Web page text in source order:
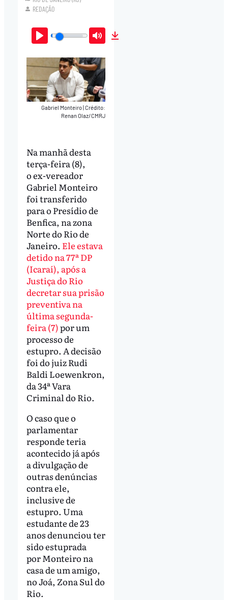
REDAÇÃO
Play Mute
Gabriel Monteiro Crédito:
Renan Olaz/CMRJ
Na manhã desta
terça-feira (8),
o ex-vereador
Gabriel Monteiro
foi transferido
para o Presídio de
Benfica, na zona
Norte do Rio de
Janeiro. Ele estava
detido na 77ª DP
(Icaraí), após a
Justiça do Rio
decretar sua prisão
preventiva na
última segunda-
feira (7)por um
processo de
estupro. A decisão
foi do juiz Rudi
Baldi Loewenkron,
da 34ª Vara
Criminal do Rio.
O caso que o
parlamentar
responde teria
acontecido já após
a divulgação de
outras denúncias
contra ele,
inclusive de
estupro. Uma
estudante de 23
anos denunciou ter
sido estuprada
por Monteiro na
casa de um amigo,
no Joá, Zona Sul do
Rio.